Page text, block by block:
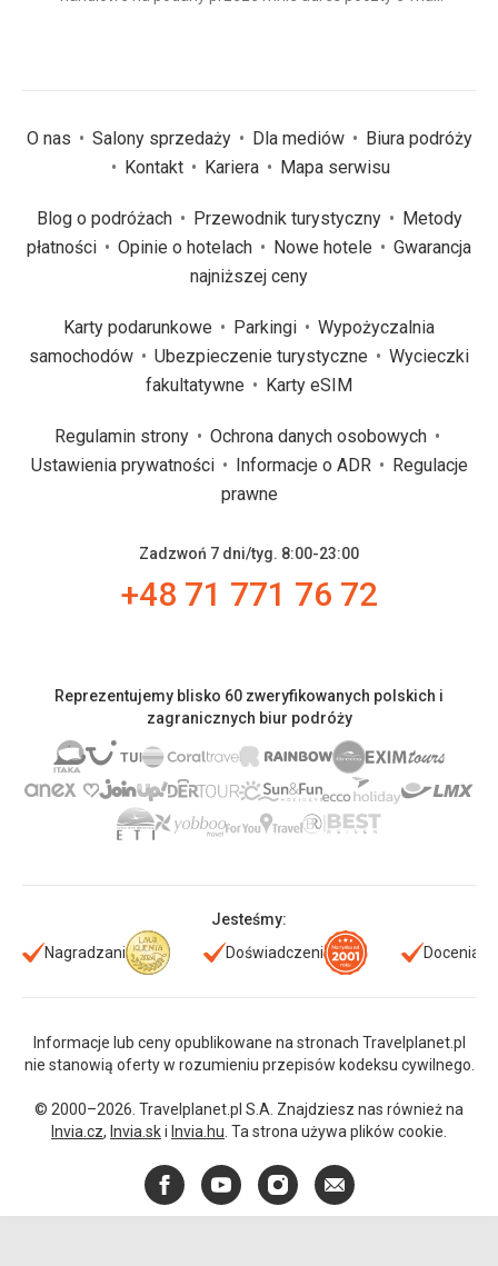
O nas Salony sprzedaży Dla mediów
Biura podróży
Kontakt
Kariera Mapa serwisu
Blog o podróżach Przewodnik turystyczny
Metody
płatności
Opinie o hotelach Nowe hotele
Gwarancja
najniższej ceny
Karty podarunkowe Parkingi
Wypożyczalnia
samochodów
Ubezpieczenie turystyczne
Wycieczki
fakultatywne
Karty eSIM
Regulamin strony
Ochrona danych osobowych
Ustawienia prywatności
Informacje o ADR
Regulacje
prawne
Zadzwoń 7 dni/tyg. 8:00-23:00
+48 71 771 76 72
Reprezentujemy blisko 60 zweryfikowanych polskich i
zagranicznych biur podróży
Jesteśmy:
Nagradzani
Doświadczeni Doceniani
Informacje lub ceny opublikowane na stronach Travelplanet.pl
nie stanowią oferty w rozumieniu przepisów kodeksu cywilnego.
© 2000–2026. Travelplanet.pl S.A. Znajdziesz nas również na
Invia.cz, Invia.ski Invia.hu . Ta strona używa plików cookie.
FacebookYouTubeInstagram
E-
mail